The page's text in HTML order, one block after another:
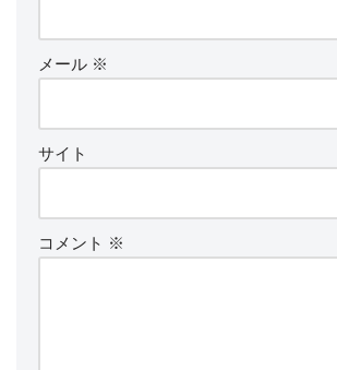
メール ※
サイト
コメント ※